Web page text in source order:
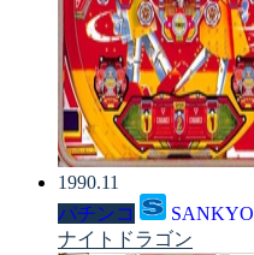
1990.11
パチンコ
SANKYO
ナイトドラゴン